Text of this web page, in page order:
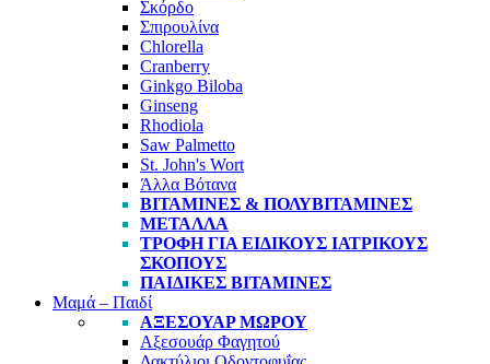
Σκόρδο
Σπιρουλίνα
Chlorella
Cranberry
Ginkgo Biloba
Ginseng
Rhodiola
Saw Palmetto
St. John's Wort
Άλλα Βότανα
ΒΙΤΑΜΊΝΕΣ & ΠΟΛΥΒΙΤΑΜΊΝΕΣ
ΜΈΤΑΛΛΑ
ΤΡΟΦΉ ΓΙΑ ΕΙΔΙΚΟΎΣ ΙΑΤΡΙΚΟΎΣ
ΣΚΟΠΟΎΣ
ΠΑΙΔΙΚΈΣ ΒΙΤΑΜΊΝΕΣ
Μαμά – Παιδί
ΑΞΕΣΟΥΆΡ ΜΩΡΟΎ
Αξεσουάρ Φαγητού